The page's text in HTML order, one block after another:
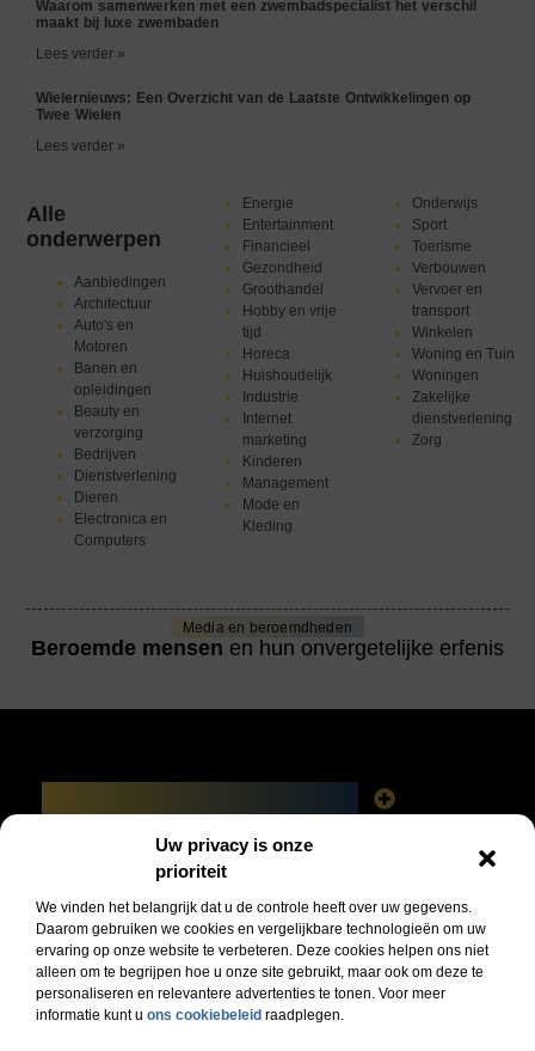
Uw privacy is onze
prioriteit
We vinden het belangrijk dat u de controle heeft over uw gegevens.
Daarom gebruiken we cookies en vergelijkbare technologieën om uw
ervaring op onze website te verbeteren. Deze cookies helpen ons niet
alleen om te begrijpen hoe u onze site gebruikt, maar ook om deze te
personaliseren en relevantere advertenties te tonen. Voor meer
informatie kunt u ons cookiebeleid raadplegen.
Alle
onderwerpen
Aanbiedingen
Architectuur
Auto's en
Motoren
Banen en
opleidingen
Beauty en
verzorging
Bedrijven
Dienstverlening
Dieren
Electronica en
Computers
Energie
Entertainment
Financieel
Gezondheid
Groothandel
Hobby en vrije
tijd
Horeca
Huishoudelijk
Industrie
Internet
marketing
Kinderen
Management
Mode en
Kleding
Onderwijs
Sport
Toerisme
Verbouwen
Vervoer en
transport
Winkelen
Woning en Tuin
Woningen
Zakelijke
dienstverlening
Zorg
Waarom samenwerken met een zwembadspecialist het verschil
maakt bij luxe zwembaden
Lees verder »
Wielernieuws: Een Overzicht van de Laatste Ontwikkelingen op
Twee Wielen
Lees verder »
Media en beroemdheden
Beroemde mensen en hun onvergetelijke erfenis
Bericht categorie